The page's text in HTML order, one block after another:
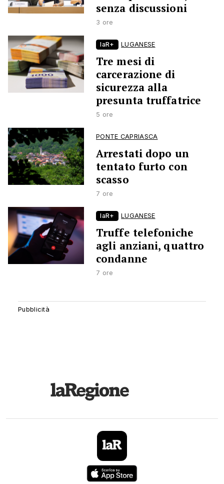
senza discussioni
3 ore
laR+ LUGANESE
Tre mesi di
carcerazione di
sicurezza alla
presunta truffatrice
5 ore
PONTE CAPRIASCA
Arrestati dopo un
tentato furto con
scasso
7 ore
laR+ LUGANESE
Truffe telefoniche
agli anziani, quattro
condanne
7 ore